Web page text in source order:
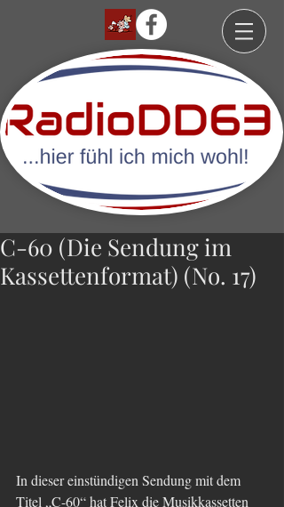
C-60 (Die Sendung im
Kassettenformat) (No. 17)
In dieser einstündigen Sendung mit dem
Titel „C-60“ hat Felix die Musikkassetten